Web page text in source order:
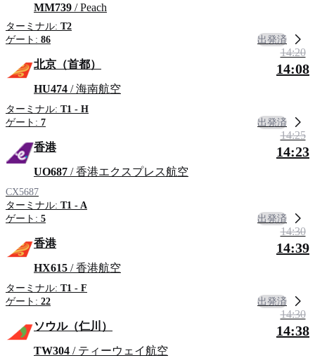
MM739 / Peach
ターミナル: T2
ゲート: 86 出発済
北京（首都）
HU474 / 海南航空
ターミナル: T1 - H
ゲート: 7
14:20
14:08
出発済
香港
UO687 / 香港エクスプレス航空
CX5687
ターミナル: T1 - A
ゲート: 5
14:25
14:23
出発済
香港
HX615 / 香港航空
ターミナル: T1 - F
ゲート: 22
14:30
14:39
出発済
ソウル（仁川）
TW304 / ティーウェイ航空
14:30
14:38